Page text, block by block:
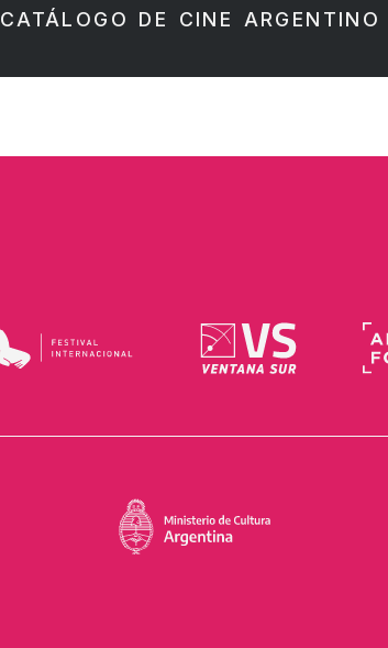
CATÁLOGO DE CINE ARGENTINO